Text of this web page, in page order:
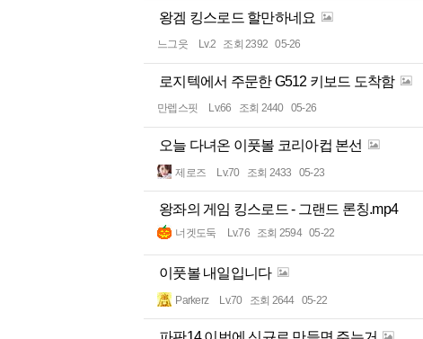
왕겜 킹스로드 할만하네요
느그읏 Lv.2 조회 2392 05-26
로지텍에서 주문한 G512 키보드 도착함
만렙스핏 Lv.66 조회 2440 05-26
오늘 다녀온 이풋볼 코리아컵 본선
제로즈 Lv.70 조회 2433 05-23
왕좌의 게임 킹스로드 - 그랜드 론칭.mp4
너겟도둑 Lv.76 조회 2594 05-22
이풋볼 내일입니다
Parkerz Lv.70 조회 2644 05-22